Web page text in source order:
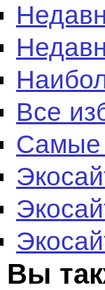
Все
Самые
Вы